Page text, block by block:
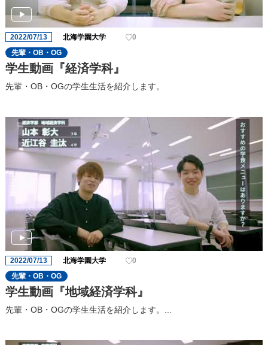
2022/07/13 北海学園大学
0
先輩・OB・OG
学生動画『経済学科』
先輩・OB・OGの学生生活を紹介します。
2022/07/13 北海学園大学
0
先輩・OB・OG
学生動画『地域経済学科』
先輩・OB・OGの学生生活を紹介します。...